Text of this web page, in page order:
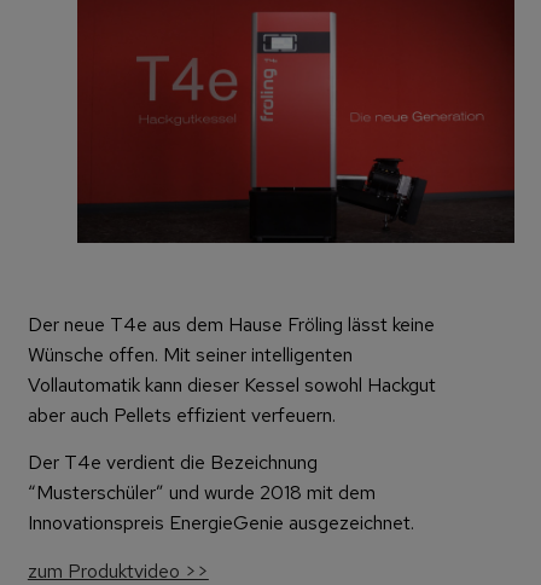
Der neue T4e aus dem Hause Fröling lässt keine
Wünsche offen. Mit seiner intelligenten
Vollautomatik kann dieser Kessel sowohl Hackgut
aber auch Pellets effizient verfeuern.
Der T4e verdient die Bezeichnung
“Musterschüler” und wurde 2018 mit dem
Innovationspreis EnergieGenie ausgezeichnet.
zum Produktvideo >>